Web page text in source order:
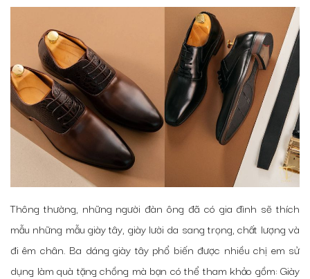
Thông thường, những người đàn ông đã có gia đình sẽ thích
mẫu những mẫu giày tây, giày lười da sang trọng, chất lượng và
đi êm chân. Ba dáng giày tây phổ biến được nhiều chị em sử
dụng làm quà tặng chồng mà bạn có thể tham khảo gồm: Giày